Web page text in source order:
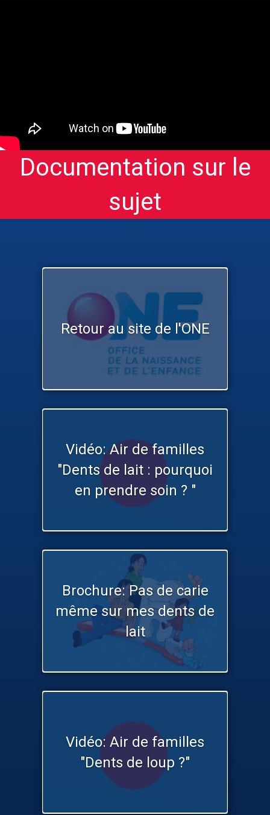
Documentation sur le
sujet
Retour au site de l'ONE
Vidéo: Air de familles
"Dents de lait : pourquoi
en prendre soin ? "
Brochure: Pas de carie
même sur mes dents de
lait
Vidéo: Air de familles
"Dents de loup ?"